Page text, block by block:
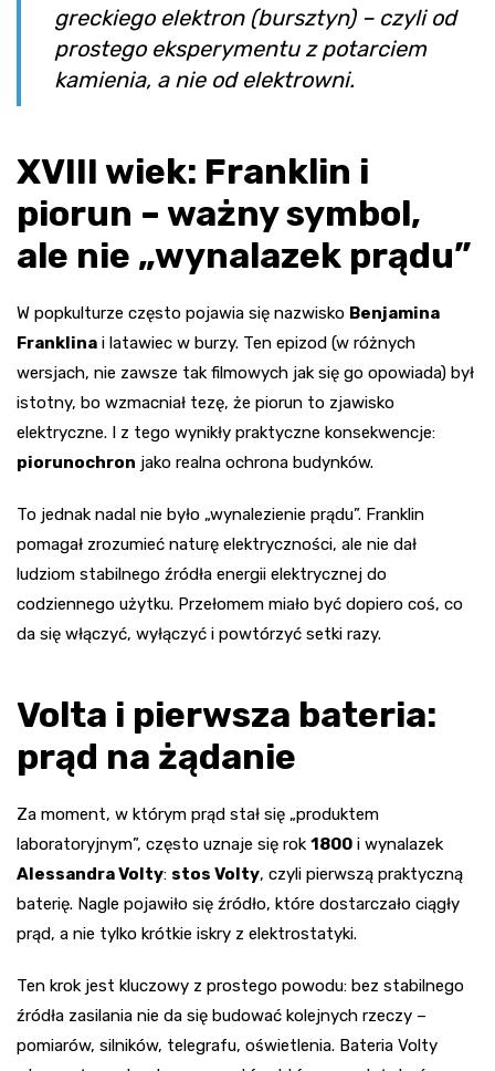
greckiego elektron(bursztyn) – czyli od
prostego eksperymentu z potarciem
kamienia, a nie od elektrowni.
XVIII wiek: Franklin i
piorun – ważny symbol,
ale nie „wynalazek prądu”
W popkulturze często pojawia się nazwisko Benjamina
Franklina i latawiec w burzy. Ten epizod (w różnych
wersjach, nie zawsze tak filmowych jak się go opowiada) był
istotny, bo wzmacniał tezę, że piorun to zjawisko
elektryczne. I z tego wynikły praktyczne konsekwencje:
piorunochron jako realna ochrona budynków.
To jednak nadal nie było „wynalezienie prądu”. Franklin
pomagał zrozumieć naturę elektryczności, ale nie dał
ludziom stabilnego źródła energii elektrycznej do
codziennego użytku. Przełomem miało być dopiero coś, co
da się włączyć, wyłączyć i powtórzyć setki razy.
Volta i pierwsza bateria:
prąd na żądanie
Za moment, w którym prąd stał się „produktem
laboratoryjnym”, często uznaje się rok 1800 i wynalazek
Alessandra Volty: stos Volty, czyli pierwszą praktyczną
baterię. Nagle pojawiło się źródło, które dostarczało ciągły
prąd, a nie tylko krótkie iskry z elektrostatyki.
Ten krok jest kluczowy z prostego powodu: bez stabilnego
źródła zasilania nie da się budować kolejnych rzeczy –
pomiarów, silników, telegrafu, oświetlenia. Bateria Volty